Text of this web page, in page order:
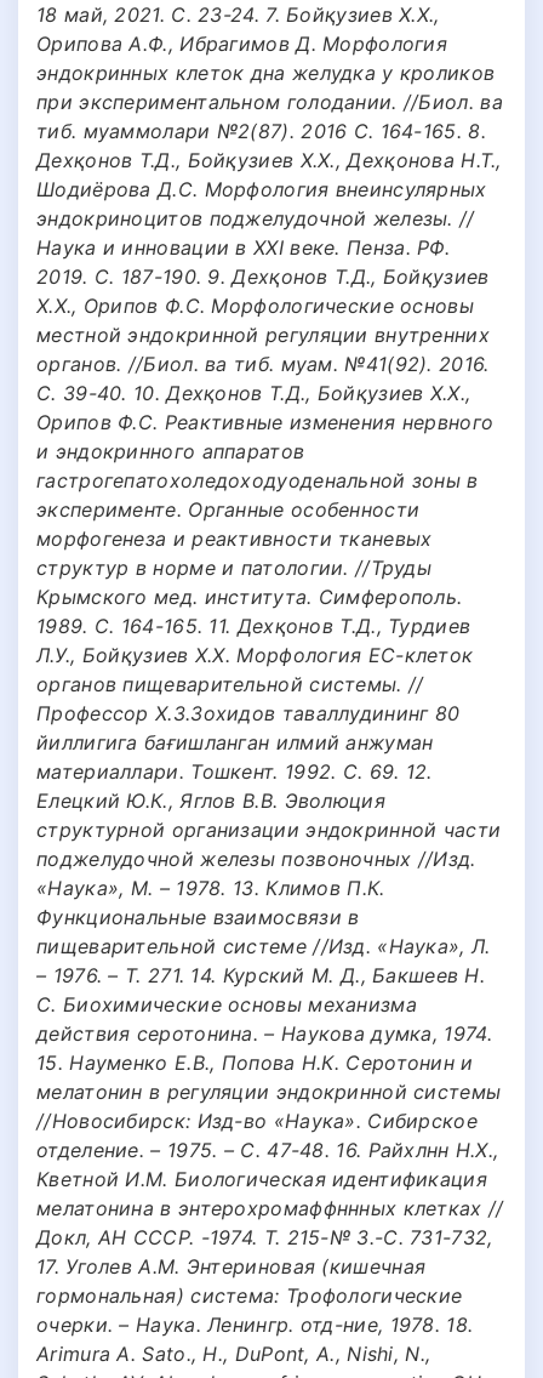
18 май, 2021. С. 23-24. 7. Бойқузиев Х.Х.,
Орипова А.Ф., Ибрагимов Д. Морфология
эндокринных клеток дна желудка у кроликов
при экспериментальном голодании. //Биол. ва
тиб. муаммолари №2(87). 2016 С. 164-165. 8.
Дехқонов Т.Д., Бойқузиев Х.Х., Дехқонова Н.Т.,
Шодиёрова Д.С. Морфология внеинсулярных
эндокриноцитов поджелудочной железы. //
Наука и инновации в ХХI веке. Пенза. РФ.
2019. С. 187-190. 9. Дехқонов Т.Д., Бойқузиев
Х.Х., Орипов Ф.С. Морфологические основы
местной эндокринной регуляции внутренних
органов. //Биол. ва тиб. муам. №41(92). 2016.
С. 39-40. 10. Дехқонов Т.Д., Бойқузиев Х.Х.,
Орипов Ф.С. Реактивные изменения нервного
и эндокринного аппаратов
гастрогепатохоледоходуоденальной зоны в
эксперименте. Органные особенности
морфогенеза и реактивности тканевых
структур в норме и патологии. //Труды
Крымского мед. института. Симферополь.
1989. С. 164-165. 11. Дехқонов Т.Д., Турдиев
Л.У., Бойқузиев Х.Х. Морфология ЕС-клеток
органов пищеварительной системы. //
Профессор Х.З.Зохидов таваллудининг 80
йиллигига бағишланган илмий анжуман
материаллари. Тошкент. 1992. С. 69. 12.
Елецкий Ю.К., Яглов В.В. Эволюция
структурной организации эндокринной части
поджелудочной железы позвоночных //Изд.
«Наука», М. – 1978. 13. Климов П.К.
Функциональные взаимосвязи в
пищеварительной системе //Изд. «Наука», Л.
– 1976. – Т. 271. 14. Курский М. Д., Бакшеев Н.
С. Биохимические основы механизма
действия серотонина. – Наукова думка, 1974.
15. Науменко Е.В., Попова Н.К. Серотонин и
мелатонин в регуляции эндокринной системы
//Новосибирск: Изд-во «Наука». Сибирское
отделение. – 1975. – С. 47-48. 16. Райхлнн Н.Х.,
Кветной И.М. Биологическая идентификация
мелатонина в энтерохромаффннных клетках //
Докл, АН СССР. -1974. Т. 215-№ 3.-С. 731-732,
17. Уголев А.М. Энтериновая (кишечная
гормональная) система: Трофологические
очерки. – Наука. Ленингр. отд-ние, 1978. 18.
Arimura A. Sato., H., DuPont, A., Nishi, N.,